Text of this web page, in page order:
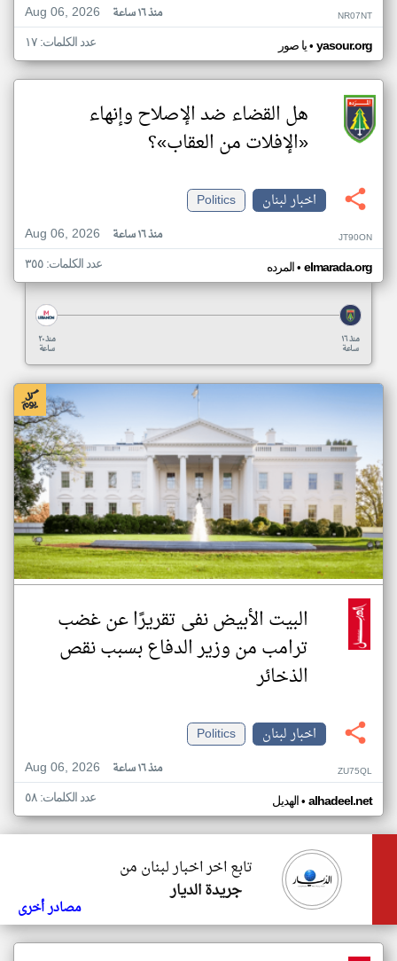
Aug 06, 2026
منذ ١٦ ساعة NR07NT
يا صور• yasour.org عدد الكلمات: ١٧
هل القضاء ضد الإصلاح وإنهاء
«الإفلات من العقاب»؟
اخبار لبنان
Politics
Aug 06, 2026
منذ ١٦ ساعة JT90ON
المرده• elmarada.org عدد الكلمات: ٣٥٥
منذ ٢٠
ساعة
منذ ١٦
ساعة
البيت الأبيض نفى تقريرًا عن غضب
ترامب من وزير الدفاع بسبب نقص
الذخائر
اخبار لبنان
Politics
Aug 06, 2026
منذ ١٦ ساعة ZU75QL
الهديل• alhadeel.net عدد الكلمات: ٥٨
تابع اخر اخبار لبنان من
جريدة الديار
مصادر أخرى